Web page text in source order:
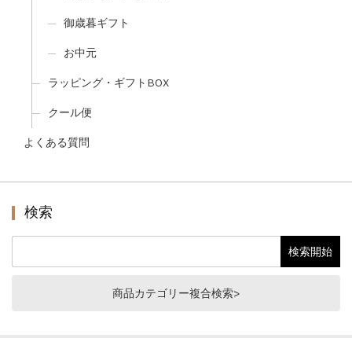
御歳暮ギフト
お中元
ラッピング・ギフトBOX
クール便
よくある質問
検索
商品カテゴリー複合検索>